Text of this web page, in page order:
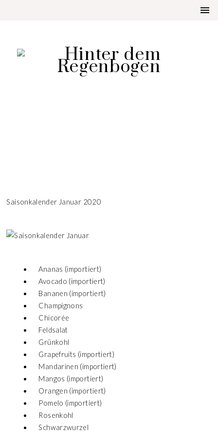
Saisonkalender Januar 2020
Ananas (importiert)
Avocado (importiert)
Bananen (importiert)
Champignons
Chicorée
Feldsalat
Grünkohl
Grapefruits (importiert)
Mandarinen (importiert)
Mangos (importiert)
Orangen (importiert)
Pomelo (importiert)
Rosenkohl
Schwarzwurzel